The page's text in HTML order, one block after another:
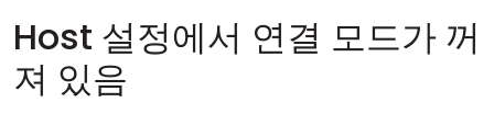
Host 설정에서 연결 모드가 꺼
져 있음